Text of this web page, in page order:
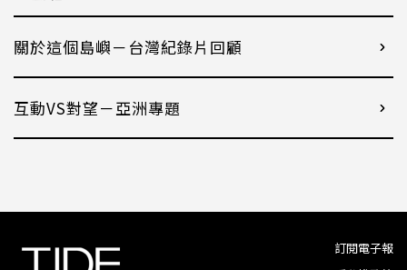
關於這個島嶼－台灣紀錄片回顧
互動VS對望－亞洲專題
訂閱電子報